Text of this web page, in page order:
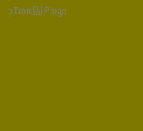
pTron品牌logo